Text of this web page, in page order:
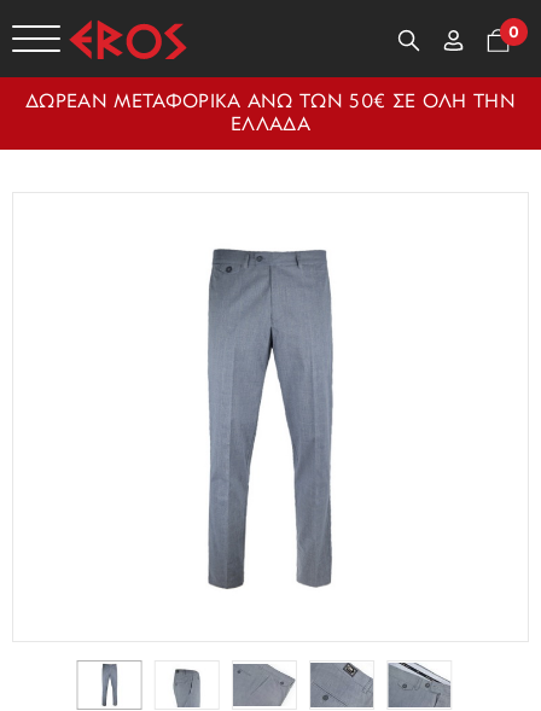
0
ΔΩΡΕΑΝ ΜΕΤΑΦΟΡΙΚΑ ΑΝΩ ΤΩΝ 50€ ΣΕ ΟΛΗ ΤΗΝ
ΕΛΛΑΔΑ